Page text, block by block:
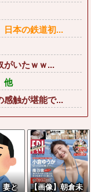
日本の鉄道初...
がいたｗｗ...
他
感触が堪能で...
妻と
【画像】朝倉未